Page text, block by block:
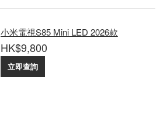
小米電視S85 Mini LED 2026款
HK$9,800
立即查詢